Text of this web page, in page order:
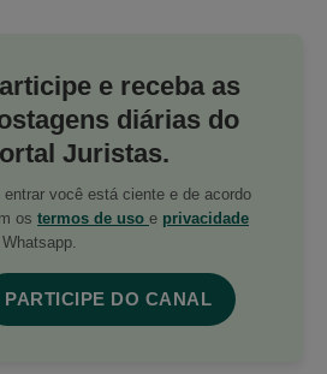
e receba as
diárias do
Juristas.
entrar você está ciente e de acordo
os termos de uso e privacidade
PARTICIPE DO CANAL